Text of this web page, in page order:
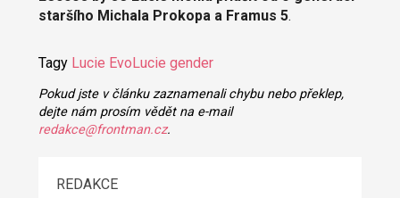
staršího Michala Prokopa a Framus 5.
Tagy Lucie EvoLucie gender
Pokud jste v článku zaznamenali chybu nebo překlep,
dejte nám prosím vědět na e-mail
redakce@frontman.cz.
REDAKCE